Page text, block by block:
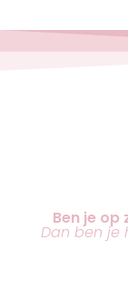
Ben je
Dan ben je